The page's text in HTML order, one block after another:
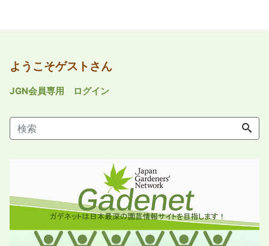
ようこそゲストさん
JGN会員専用 ログイン